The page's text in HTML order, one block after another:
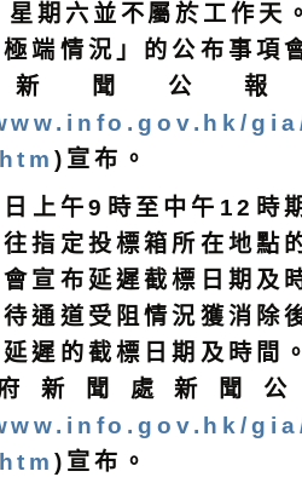
期六並不屬於工作天
端情況」的公布事項
聞公報
)宣布。
上午9時至中午12時
指定投標箱所在地點
宣布延遲截標日期及
通道受阻情況獲消除
遲的截標日期及時間
新聞處新聞公
)宣布。